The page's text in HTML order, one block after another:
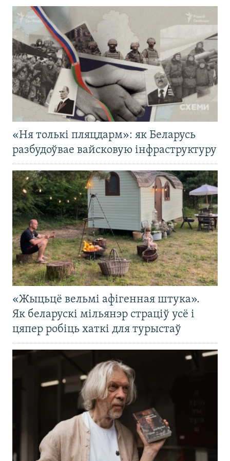
«Ня толькі пляцдарм»: як Беларусь
разбудоўвае вайсковую інфраструктуру
«Жыцьцё вельмі афігенная штука».
Як беларускі мільянэр страціў усё і
цяпер робіць хаткі для турыстаў